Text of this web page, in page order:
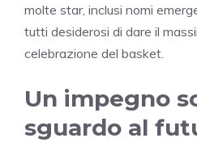
molte star, inclusi nomi
tutti desiderosi di dare il
celebrazione del basket.
Un impegno
sguardo al